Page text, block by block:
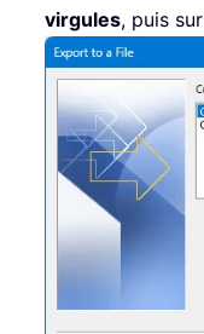
virgules, puis sur